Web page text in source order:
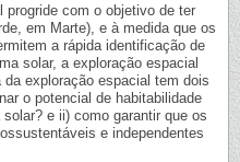
progride com o objetivo de ter
em Marte), e à medida que os
a rápida identificação de
solar, a exploração espacial
exploração espacial tem dois
o potencial de habitabilidade
e ii) como garantir que os
e independentes